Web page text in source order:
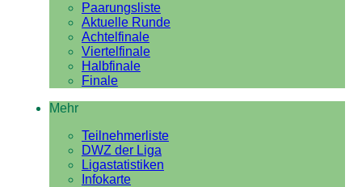
Paarungsliste
Aktuelle Runde
Achtelfinale
Viertelfinale
Halbfinale
Finale
Mehr
Teilnehmerliste
DWZ der Liga
Ligastatistiken
Infokarte